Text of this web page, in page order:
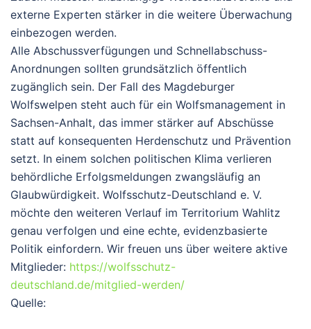
externe Experten stärker in die weitere Überwachung
einbezogen werden.
Alle Abschussverfügungen und Schnellabschuss-
Anordnungen sollten grundsätzlich öffentlich
zugänglich sein. Der Fall des Magdeburger
Wolfswelpen steht auch für ein Wolfsmanagement in
Sachsen-Anhalt, das immer stärker auf Abschüsse
statt auf konsequenten Herdenschutz und Prävention
setzt. In einem solchen politischen Klima verlieren
behördliche Erfolgsmeldungen zwangsläufig an
Glaubwürdigkeit. Wolfsschutz-Deutschland e. V.
möchte den weiteren Verlauf im Territorium Wahlitz
genau verfolgen und eine echte, evidenzbasierte
Politik einfordern. Wir freuen uns über weitere aktive
Mitglieder: https://wolfsschutz-
deutschland.de/mitglied-werden/
Quelle: